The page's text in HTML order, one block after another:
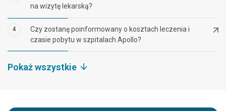
na wizytę lekarską?
4
Czy zostanę poinformowany o kosztach leczenia i
czasie pobytu w szpitalach Apollo?
Pokaż wszystkie